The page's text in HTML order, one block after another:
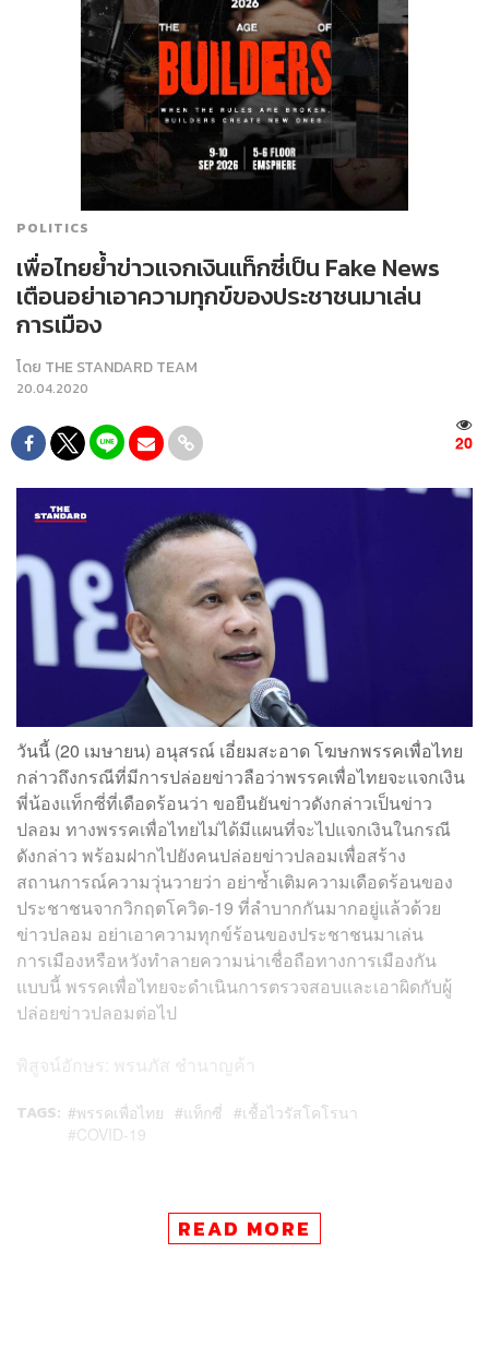
POLITICS
เพื่อไทยย้ำข่าวแจกเงินแท็กซี่เป็น Fake News
เตือนอย่าเอาความทุกข์ของประชาชนมาเล่น
การเมือง
โดย THE STANDARD TEAM
20.04.2020
20
วันนี้ (20 เมษายน) อนุสรณ์ เอี่ยมสะอาด โฆษกพรรคเพื่อไทย
กล่าวถึงกรณีที่มีการปล่อยข่าวลือว่าพรรคเพื่อไทยจะแจกเงิน
พี่น้องแท็กซี่ที่เดือดร้อนว่า ขอยืนยันข่าวดังกล่าวเป็นข่าว
ปลอม ทางพรรคเพื่อไทยไม่ได้มีแผนที่จะไปแจกเงินในกรณี
ดังกล่าว พร้อมฝากไปยังคนปล่อยข่าวปลอมเพื่อสร้าง
สถานการณ์ความวุ่นวายว่า อย่าซ้ำเติมความเดือดร้อนของ
ประชาชนจากวิกฤตโควิด-19 ที่ลำบากกันมากอยู่แล้วด้วย
ข่าวปลอม อย่าเอาความทุกข์ร้อนของประชาชนมาเล่น
การเมืองหรือหวังทำลายความน่าเชื่อถือทางการเมืองกัน
แบบนี้ พรรคเพื่อไทยจะดำเนินการตรวจสอบและเอาผิดกับผู้
ปล่อยข่าวปลอมต่อไป
พิสูจน์อักษร: พรนภัส ชำนาญค้า
TAGS: พรรคเพื่อไทย แท็กซี่
เชื้อไวรัสโคโรนา
COVID-19
READ MORE